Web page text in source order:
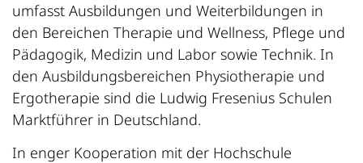
umfasst Ausbildungen und Weiterbildungen in
den Bereichen Therapie und Wellness, Pflege und
Pädagogik, Medizin und Labor sowie Technik. In
den Ausbildungsbereichen Physiotherapie und
Ergotherapie sind die Ludwig Fresenius Schulen
Marktführer in Deutschland.
In enger Kooperation mit der Hochschule